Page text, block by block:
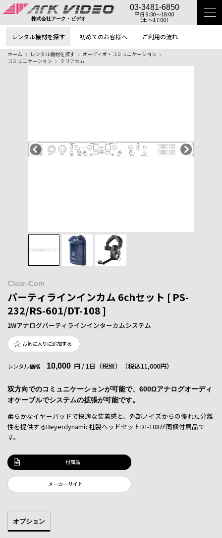
株式会社アーク・ビデオ
03-3481-6850
平日 9:30〜18:00
（土 〜17:00）
レンタル機材を探す 初めてのお客様へ ご利用の流れ
ホーム レンタル機材を探す
オーディオ・コミュニケーション
コミュニケーション
クリアカム
Clear-Com
パーティラインインカム 6chセット [ PS-
232/RS-601/DT-108 ]
2Wアナログパーティラインインターカムシステム
お気に入りに追加する
レンタル価格 10,000 円 / 1日（税別） （税込11,000円）
双方向でのコミュニケーションが可能で、600Ωアナログオーディ
オケーブルでシステムの拡張が可能です。
柔らかなイヤーパッドで快適な装着感と、外部ノイズからの優れた分離
性を提供するBeyerdynamic社製ヘッドセットDT-108が同梱付属品で
す。
付属品
メーカーサイト
オプション